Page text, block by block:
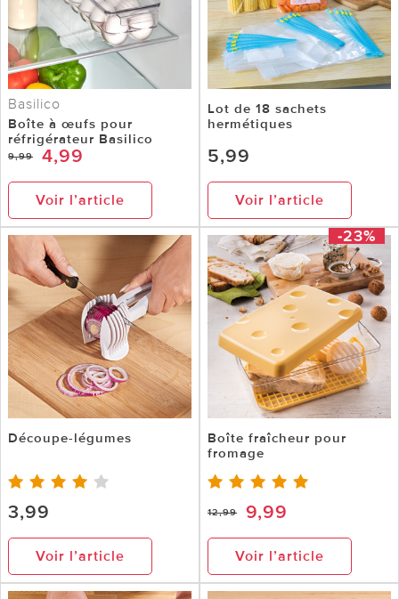
Basilico
Boîte à œufs pour
réfrigérateur Basilico
9,99 4,99
Voir l’article
Lot de 18 sachets
hermétiques
5,99
Voir l’article
Découpe-légumes
3,99
Voir l’article
-23%
Boîte fraîcheur pour
fromage
12,99 9,99
Voir l’article